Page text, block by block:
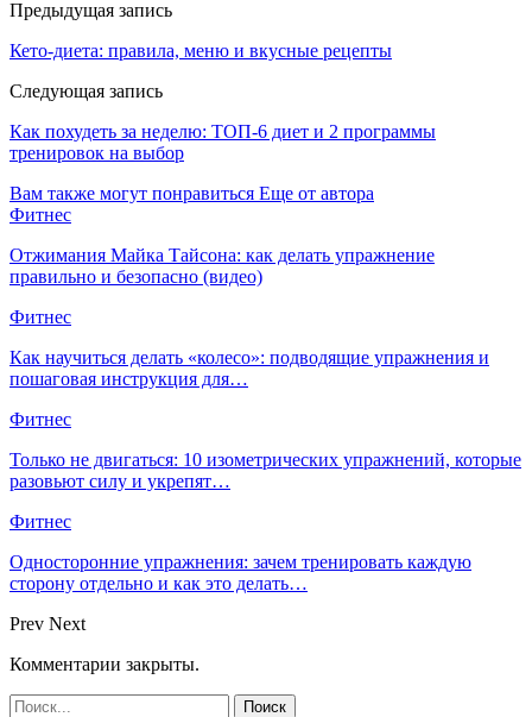
Предыдущая запись
Кето-диета: правила, меню и вкусные рецепты
Следующая запись
Как похудеть за неделю: ТОП-6 диет и 2 программы
тренировок на выбор
Вам также могут понравиться Еще от автора
Фитнес
Отжимания Майка Тайсона: как делать упражнение
правильно и безопасно (видео)
Фитнес
Как научиться делать «колесо»: подводящие упражнения и
пошаговая инструкция для…
Фитнес
Только не двигаться: 10 изометрических упражнений, которые
разовьют силу и укрепят…
Фитнес
Односторонние упражнения: зачем тренировать каждую
сторону отдельно и как это делать…
Prev Next
Комментарии закрыты.